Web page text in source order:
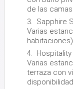
de las
Sapphire
Varias
Varias
terraza con